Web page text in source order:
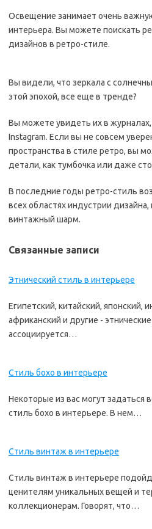
Освещение занимает очень
интерьера. Вы можете поискать
дизайнов в ретро-стиле.
Вы видели, что зеркала с
этой эпохой, все еще в тренде?
Вы можете увидеть их в журналах,
Instagram. Если вы не совсем
пространства в стиле ретро, ​​вы
детали, как тумбочка или даже
В последние годы ретро-стиль
всех областях индустрии
винтажный шарм.
Связанные записи
Этнический стиль в интерьере
Египетский, китайский, японский,
африканский и другие -
ассоциируется…
Стиль бохо в интерьере
Некоторые из вас могут задаться
стиль бохо в интерьере. В нем…
Стиль винтаж в интерьере
Стиль винтаж в интерьере
ценителям уникальных вещей и
коллекционерам. Говорят, что…